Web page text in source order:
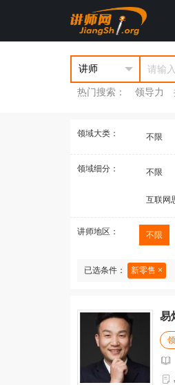
热门搜索：
领导力
领域大类： 不限
领域细分： 不限
互联网
讲师地区： 不限
已选条件： 新零售 ×
易